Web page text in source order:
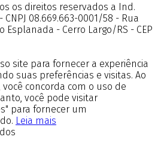
os direitos reservados a Ind.
08.669.663-0001/58 - Rua
Esplanada - Cerro Largo/RS - CEP
site para fornecer a experiência
suas preferências e visitas. Ao
você concorda com o uso de
você pode visitar
para fornecer um
Leia mais